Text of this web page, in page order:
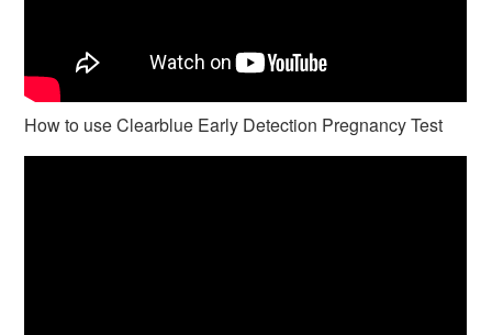
How to use Clearblue Early Detection Pregnancy Test